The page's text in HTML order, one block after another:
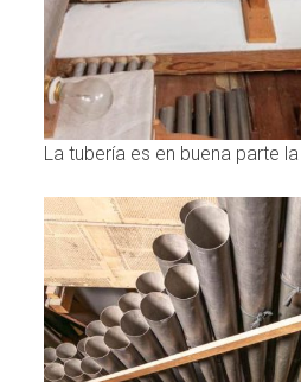
La tubería es en buena parte